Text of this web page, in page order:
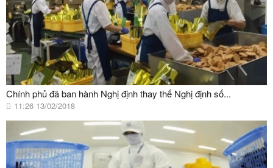
Chính phủ đã ban hành Nghị định thay thế Nghị định số...
11:26 13/02/2018